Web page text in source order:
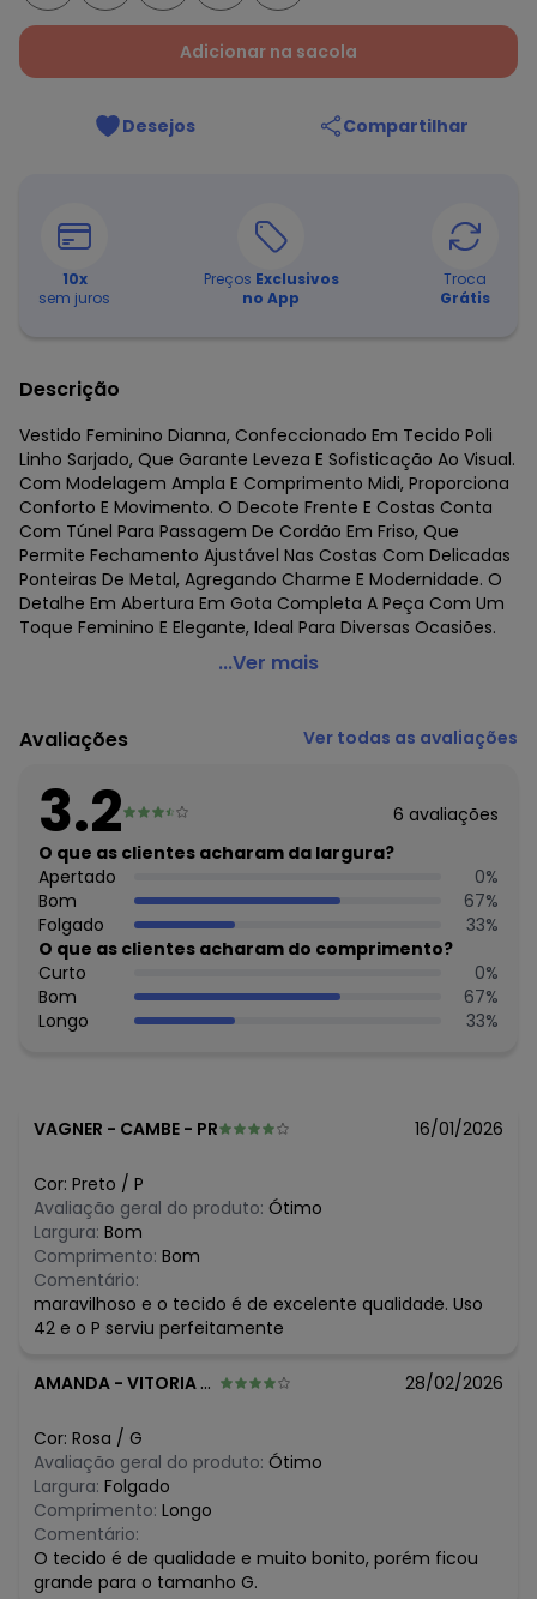
Adicionar na sacola
Desejos Compartilhar
10x
sem juros
Preços Exclusivos
no App
Troca
Grátis
Descrição
Vestido Feminino Dianna, Confeccionado Em Tecido Poli
Linho Sarjado, Que Garante Leveza E Sofisticação Ao Visual.
Com Modelagem Ampla E Comprimento Midi, Proporciona
Conforto E Movimento. O Decote Frente E Costas Conta
Com Túnel Para Passagem De Cordão Em Friso, Que
Permite Fechamento Ajustável Nas Costas Com Delicadas
Ponteiras De Metal, Agregando Charme E Modernidade. O
Detalhe Em Abertura Em Gota Completa A Peça Com Um
Toque Feminino E Elegante, Ideal Para Diversas Ocasiões.
Dianna - Vestido Feminino Midi Preto
Fornecedor: ROVITEX IND E COM DE MALHAS LTDA / CNPJ
79.233.672/0010-98
Cuidados para conservação do produto: Lavar na
temperatura máxima de 30°.
Não usar alvejante.
Não usar secadora.
Secar na sombra.
Não passar.
Não lavar a seco.
Tecido: Tecido Poli Linho Sarjado
Composição: Peca Total 100% Poliester
Histórico de preços
agosto/2026
N/D*
junho/2026
maio/2026
abril/2026
março/2026
fevereiro/2026
...Ver mais
Avaliações Ver todas as avaliações
3.2 6 avaliações
O que as clientes acharam da largura?
Apertado
0%
Bom
67%
Folgado
33%
O que as clientes acharam do comprimento?
Curto
0%
Bom
67%
Longo
33%
VAGNER - CAMBE - PR 16/01/2026
Cor: Preto / P
Avaliação geral do produto: Ótimo
Largura: Bom
Comprimento: Bom
Comentário:
maravilhoso e o tecido é de excelente qualidade. Uso
42 e o P serviu perfeitamente
AMANDA - VITORIA - ES 28/02/2026
Cor: Rosa / G
Avaliação geral do produto: Ótimo
Largura: Folgado
Comprimento: Longo
Comentário:
O tecido é de qualidade e muito bonito, porém ficou
grande para o tamanho G.